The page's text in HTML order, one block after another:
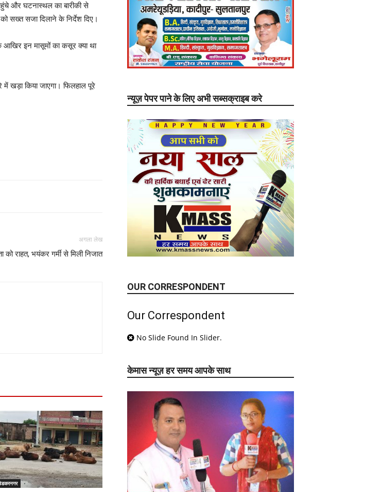
और घटनास्थल का बारीकी से
सख्त सजा दिलाने के निर्देश दिए।
आखिर इन मासूमों का कसूर क्या था
खड़ा किया जाएगा। फिलहाल पूरे
अगला लेख
राहत, भयंकर गर्मी से मिली निजात
न्यूज़ पेपर पाने के लिए अभी सब्सक्राइब करे
OUR CORRESPONDENT
Our Correspondent
No Slide Found In Slider.
केमास न्यूज़ हर समय आपके साथ